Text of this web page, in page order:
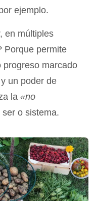
ejemplo.
en múltiples
Porque permite
progreso marcado
y un poder de
la «no
o sistema.